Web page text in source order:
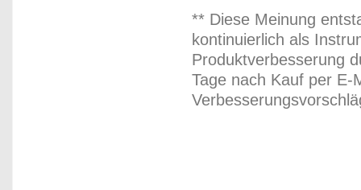
** Diese Meinung
kontinuierlich als
Produktverbesserung
Tage nach Kauf per E-